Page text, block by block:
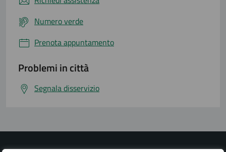
Numero verde
Prenota appuntamento
Problemi in città
Segnala disservizio